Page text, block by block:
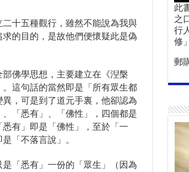
十五種觀行，雖然不能說為我與
的目的，是故他們便懷疑此是偽
佛學思想，主要建立在《湼槃
這句話的當然即是「所有眾生都
，可是到了道元手裏，他卻認為
「悉有」、「佛性」，四個都是
有」即是「佛性」，至於「一
「不落言說」。
「悉有」一份的「眾生」（因為
此
之
行
修
郵